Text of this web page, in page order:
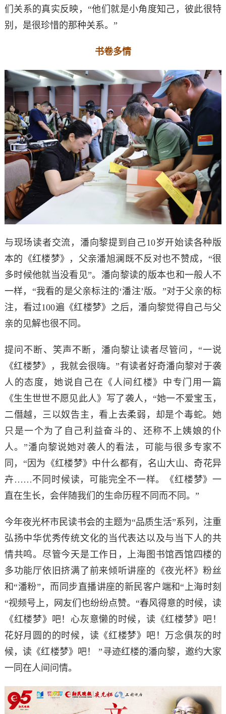
们关系的真实反映，“他们就是小角度知己，彼此很特
别，是很珍惜的那种关系。”
书卷多情
与现场读者交流，潘向黎提到自己10岁开始读各种版
本的《红楼梦》，父亲潘旭澜既不反对也不赞成，“很
多时候他就当没看见”。潘向黎读的版本也和一般人不
一样，“我看的是父亲标注的‘潘注’版。”对于父亲的标
注，看过100遍《红楼梦》之后，潘向黎觉得自己与父
亲的见解也很不同。
提问不断、笑声不断，潘向黎让读者尽管问，“一说
《红楼梦》，我就会很嗨。”有读者好奇潘向黎对于袭
人的态度，她说自己在《人间红楼》中专门用一篇
《生生世世不愿 见此人》写了袭人，“她一不爱宝玉，
二僭越，三以奴告主，看上去柔弱，却是个毒蛇。她
只是一个为了自己利益奋斗的、还称不上姨娘的仆
人。”潘向黎说她对袭人的看法，可能与很多专家不
同，“因为《红楼梦》中什么都有，名山大山、奇花异
卉……不同时候读，可能完全不一样。《红楼梦》一
直在生长，会伴随我们的生命历程不同而不同。”
今年夜光杯市民读书会的主题为“品质生活”系列，注重
弘扬中华优秀传统文化的当代表达以及与当下人的共
情共鸣。尽管今天是工作日，上海图书馆西馆四楼的
多功能厅依旧挤满了前来倾听讲座的《夜光杯》粉丝
和“潘粉”，而同步直播讲座的新民客户端和“上海时刻
“视频号上，网友们也纷纷点赞。“春风得意的时候，读
《红楼梦》吧！心灰意懒的时候，读《红楼梦》吧！
花好月圆的的时候，读《红楼梦》吧！万念俱灰的时
候，读《红楼梦》吧！ ”寻迹红楼的潘向黎，邀约大家
一同在人间问情。